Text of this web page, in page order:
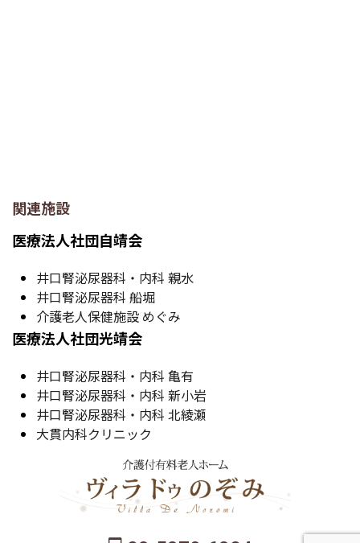
関連施設
医療法人社団自靖会
井口腎泌尿器科・内科 親水
井口腎泌尿器科 船堀
介護老人保健施設 めぐみ
医療法人社団光靖会
井口腎泌尿器科・内科 亀有
井口腎泌尿器科・内科 新小岩
井口腎泌尿器科・内科 北綾瀬
大貫内科クリニック